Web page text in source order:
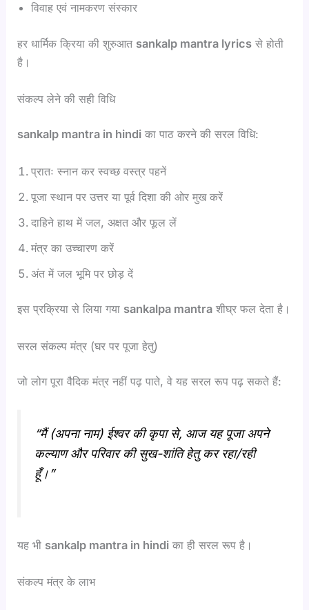
विवाह एवं नामकरण संस्कार
हर धार्मिक क्रिया की शुरुआत sankalp mantra lyrics से होती
है।
संकल्प लेने की सही विधि
sankalp mantra in hindi का पाठ करने की सरल विधि:
प्रातः स्नान कर स्वच्छ वस्त्र पहनें
पूजा स्थान पर उत्तर या पूर्व दिशा की ओर मुख करें
दाहिने हाथ में जल, अक्षत और फूल लें
मंत्र का उच्चारण करें
अंत में जल भूमि पर छोड़ दें
इस प्रक्रिया से लिया गया sankalpa mantra शीघ्र फल देता है।
सरल संकल्प मंत्र (घर पर पूजा हेतु)
जो लोग पूरा वैदिक मंत्र नहीं पढ़ पाते, वे यह सरल रूप पढ़ सकते हैं:
“मैं (अपना नाम) ईश्वर की कृपा से, आज यह पूजा अपने
कल्याण और परिवार की सुख-शांति हेतु कर रहा/रही
हूँ।”
यह भी sankalp mantra in hindi का ही सरल रूप है।
संकल्प मंत्र के लाभ